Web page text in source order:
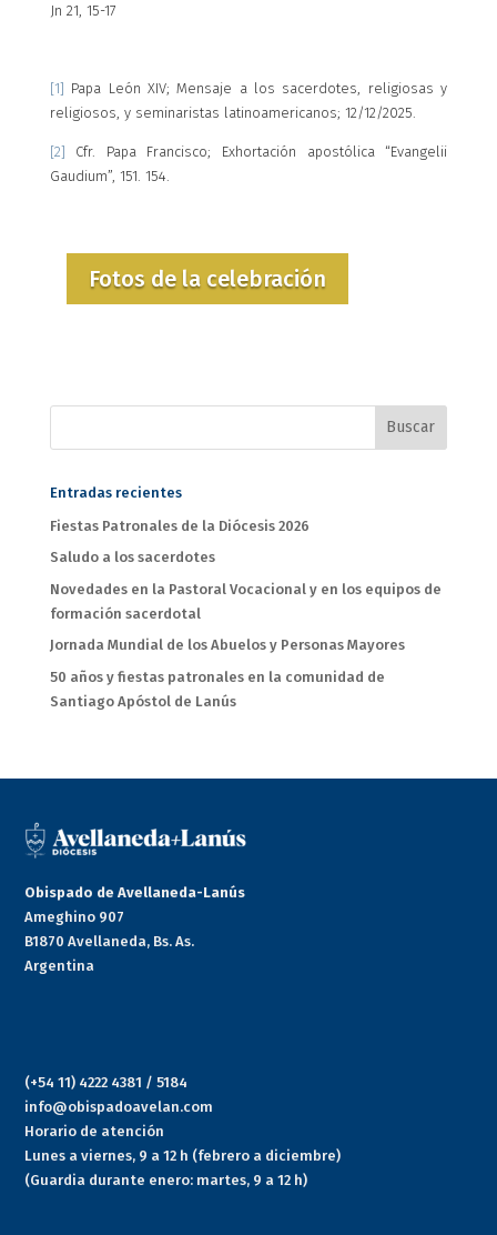
Jn 21, 15-17
[1] Papa León XIV; Mensaje a los sacerdotes, religiosas y
religiosos, y seminaristas latinoamericanos; 12/12/2025.
[2]
Cfr. Papa Francisco; Exhortación apostólica “Evangelii
Gaudium”, 151. 154.
Fotos de la celebración
Entradas recientes
Fiestas Patronales de la Diócesis 2026
Saludo a los sacerdotes
Novedades en la Pastoral Vocacional y en los equipos de
formación sacerdotal
Jornada Mundial de los Abuelos y Personas Mayores
50 años y fiestas patronales en la comunidad de
Santiago Apóstol de Lanús
Obispado de Avellaneda-Lanús
Ameghino 907
B1870 Avellaneda, Bs. As.
Argentina
(+54 11) 4222 4381 / 5184
info@obispadoavelan.com
Horario de atención
Lunes a viernes, 9 a 12 h (febrero a diciembre)
(Guardia durante enero: martes, 9 a 12 h)